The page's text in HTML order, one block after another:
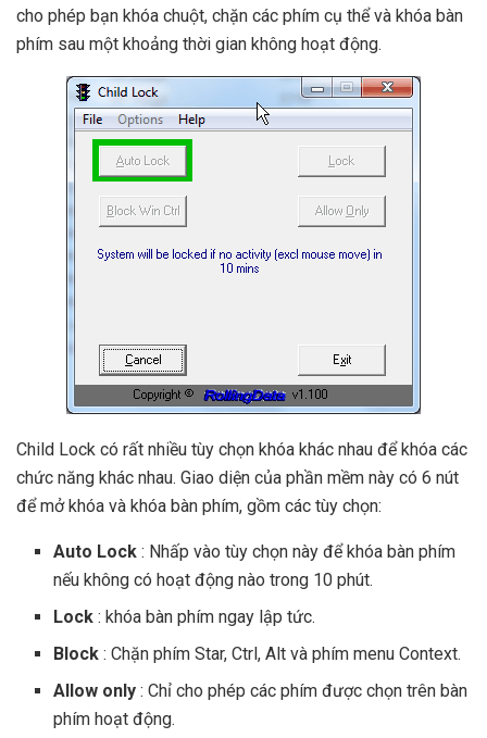
cho phép bạn khóa chuột, chặn các phím cụ thể và khóa bàn
phím sau một khoảng thời gian không hoạt động.
Child Lock có rất nhiều tùy chọn khóa khác nhau để khóa các
chức năng khác nhau. Giao diện của phần mềm này có 6 nút
để mở khóa và khóa bàn phím, gồm các tùy chọn:
Auto Lock: Nhấp vào tùy chọn này để khóa bàn phím
nếu không có hoạt động nào trong 10 phút.
Lock: khóa bàn phím ngay lập tức.
Block: Chặn phím Star, Ctrl, Alt và phím menu Context.
Allow only: Chỉ cho phép các phím được chọn trên bàn
phím hoạt động.